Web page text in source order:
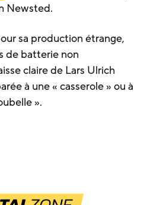
Newsted.
sa production étrange,
de batterie non
claire de Lars Ulrich
à une « casserole » ou à
».